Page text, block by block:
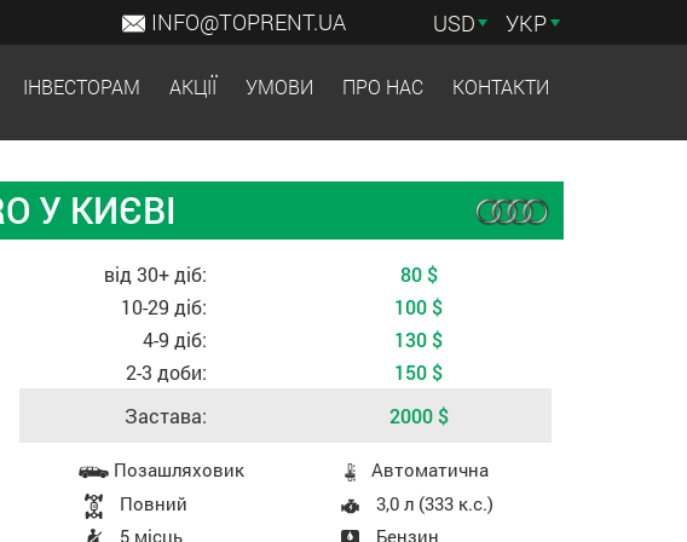
INFO@TOPRENT.UA USD УКР
ІНВЕСТОРАМ АКЦІЇ УМОВИ ПРО НАС КОНТАКТИ
У КИЄВІ
Вартість, залежно від періоду оренди
від 30+ діб: 80 $
10-29 діб:
100 $
4-9 діб:
130 $
2-3 доби:
150 $
Застава:
2000 $
Характеристики авто
Позашляховик
Aвтоматична
Повний
3,0 л (333 к.с.)
5 місць
Бензин